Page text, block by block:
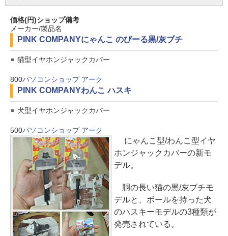
価格(円)ショップ備考
メーカー/製品名
PINK COMPANYにゃんこ のびーる黒/灰ブチ
猫型イヤホンジャックカバー
800パソコンショップ アーク
PINK COMPANYわんこ ハスキ
犬型イヤホンジャックカバー
500パソコンショップ アーク
にゃんこ型/わんこ型イヤ
ホンジャックカバーの新モ
デル。
胴の長い猫の黒/灰ブチモ
デルと、ボールを持った犬
のハスキーモデルの3種類が
発売されている。